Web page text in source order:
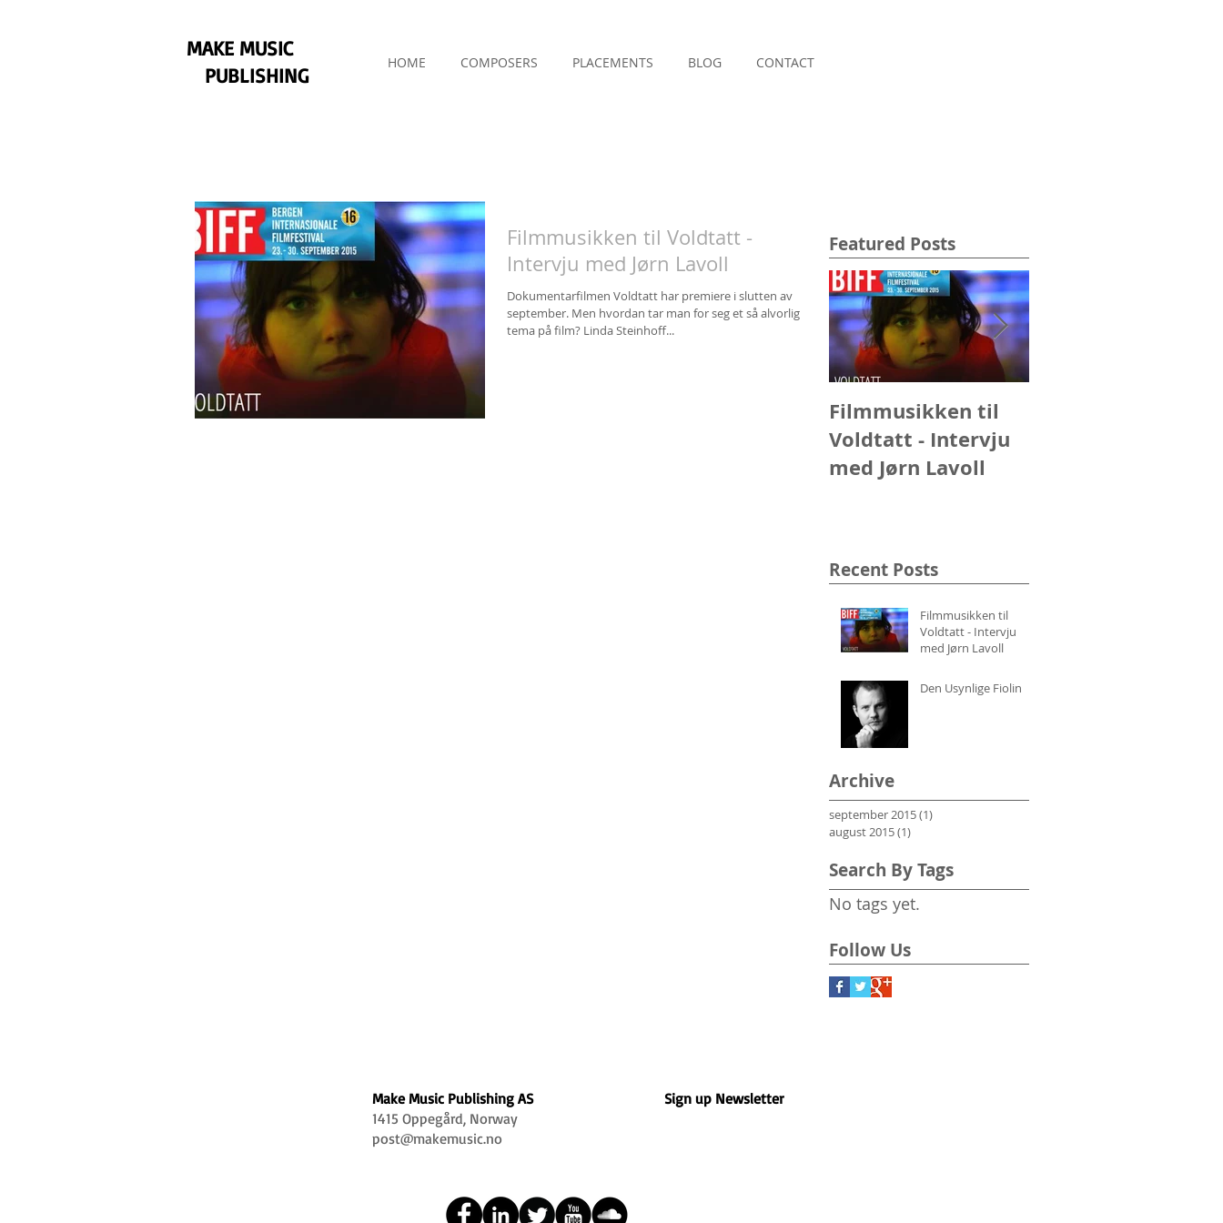
MAKE MUSIC
PUBLISHING
HOME COMPOSERS PLACEMENTS BLOG CONTACT
Filmmusikken til Voldtatt -
Intervju med Jørn Lavoll
Dokumentarfilmen Voldtatt har premiere i slutten av
september. Men hvordan tar man for seg et så alvorlig
tema på film? Linda Steinhoff...
Featured Posts
Filmmusikken til
Voldtatt - Intervju
med Jørn Lavoll
Recent Posts
Filmmusikken til
Voldtatt - Intervju
med Jørn Lavoll
Den Usynlige Fiolin
Archive
september 2015(1)
august 2015(1)
Search By Tags
No tags yet.
Follow Us
Make Music Publishing AS
1415 Oppegård, Norway
post@makemusic.no
Sign up Newsletter